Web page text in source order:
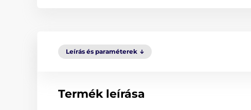
Leírás és paraméterek
Termék leírása